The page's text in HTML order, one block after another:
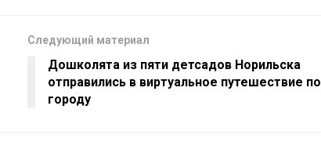
Следующий материал
Дошколята из пяти детсадов Норильска
отправились в виртуальное путешествие по
городу